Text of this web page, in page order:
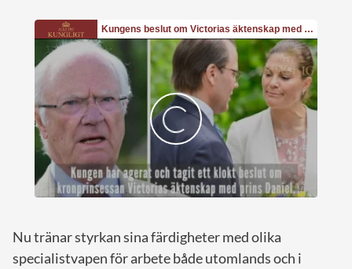
Nu tränar styrkan sina färdigheter med olika
specialistvapen för arbete både utomlands och i